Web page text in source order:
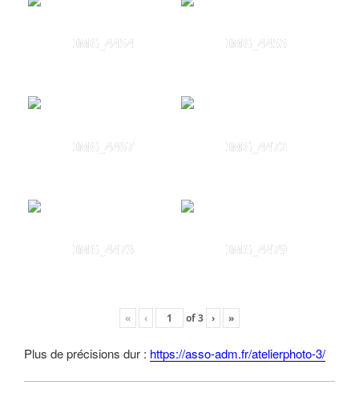
IMG_4454 IMG_4455
IMG_4467 IMG_4472
IMG_4473 IMG_4479
« ‹ of3 › »
Plus de précisions dur : https://asso-adm.fr/atelierphoto-3/